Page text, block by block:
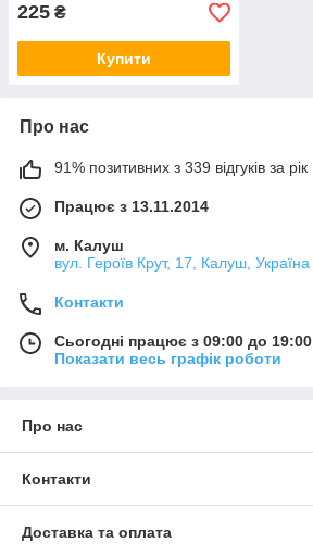
225 ₴
Купити
Про нас
91% позитивних з 339 відгуків за рік
Працює з 13.11.2014
м. Калуш
вул. Героїв Крут, 17, Калуш, Україна
Контакти
Сьогодні працює з 09:00 до 19:00
Показати весь графік роботи
Про нас
Контакти
Доставка та оплата